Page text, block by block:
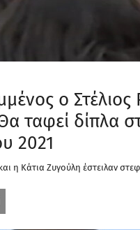
ο
ταφεί δίπλα
2021
η Κάτια Ζυγούλη έστειλαν